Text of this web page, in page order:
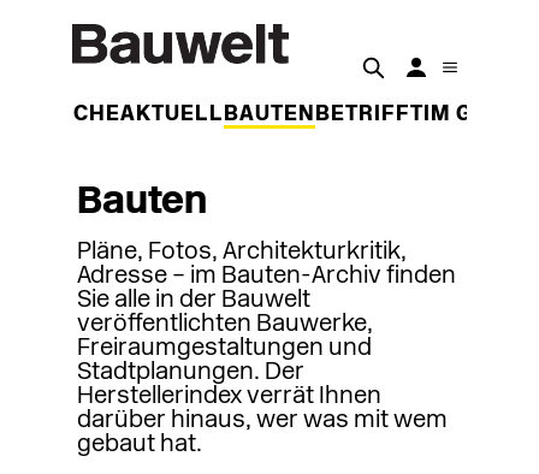
WOCHEAKTUELL BAUTEN BETRIFFT IM
Bauten
Pläne, Fotos, Architekturkritik,
Adresse – im Bauten-Archiv finden
Sie alle in der Bauwelt
veröffentlichten Bauwerke,
Freiraumgestaltungen und
Stadtplanungen. Der
Herstellerindex verrät Ihnen
darüber hinaus, wer was mit wem
gebaut hat.